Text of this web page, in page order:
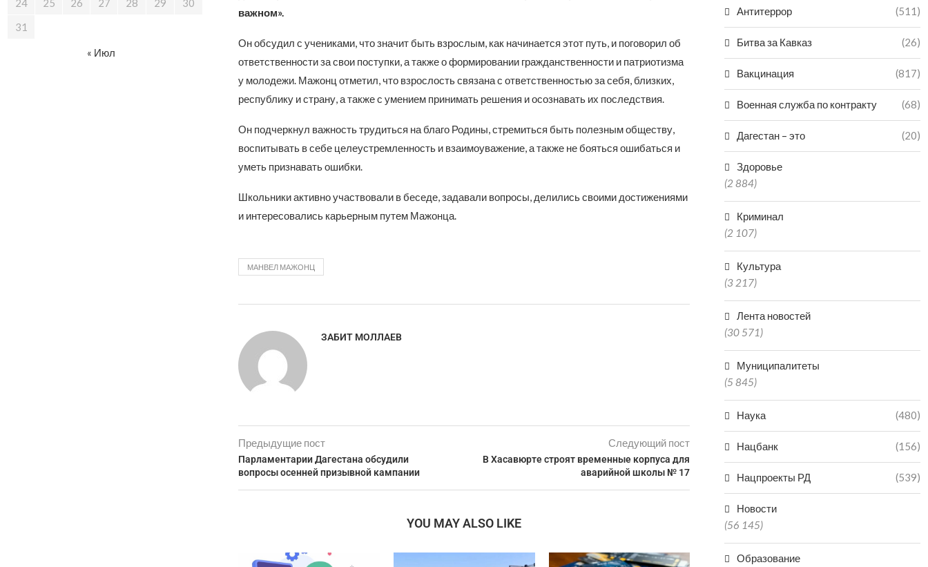
важном».
Он обсудил с учениками, что значит быть взрослым, как начинается этот путь, и поговорил об
ответственности за свои поступки, а также о формировании гражданственности и патриотизма
у молодежи. Мажонц отметил, что взрослость связана с ответственностью за себя, близких,
республику и страну, а также с умением принимать решения и осознавать их последствия.
Он подчеркнул важность трудиться на благо Родины, стремиться быть полезным обществу,
воспитывать в себе целеустремленность и взаимоуважение, а также не бояться ошибаться и
уметь признавать ошибки.
Школьники активно участвовали в беседе, задавали вопросы, делились своими достижениями
и интересовались карьерным путем Мажонца.
МАНВЕЛ МАЖОНЦ
ЗАБИТ МОЛЛАЕВ
Предыдущие пост
Парламентарии Дагестана обсудили
вопросы осенней призывной кампании
Следующий пост
В Хасавюрте строят временные корпуса для
аварийной школы № 17
YOU MAY ALSO LIKE
ЧИНОВНИК В ДАГЕСТАНЕ
Антитеррор (511)
Битва за Кавказ (26)
Вакцинация (817)
Военная служба по контракту (68)
Дагестан – это (20)
Здоровье
(2 884)
Криминал
(2 107)
Культура
(3 217)
Лента новостей
(30 571)
Муниципалитеты
(5 845)
Наука (480)
Нацбанк (156)
Нацпроекты РД (539)
Новости
(56 145)
Образование
24
25 26 27 28 29
30
31
« Июл